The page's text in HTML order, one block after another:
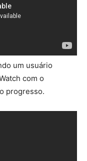
um usuário
com o
progresso.